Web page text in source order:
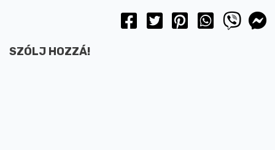
SZÓLJ HOZZÁ!